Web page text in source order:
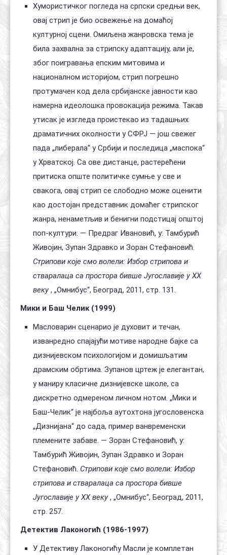
Хумористичког погледа на српски средњи век,
овај стрип је био освежење на домаћој
културној сцени. Омиљена жанровска тема је
била захвална за стрипску адаптацију, али је,
због поигравања епским митовима и
националном историјом, стрип погрешно
протумачен код дела србијанске јавности као
намерна идеолошка провокација режима. Такав
утисак је изгледа проистекао из тадашњих
драматичних околности у СФРЈ — још свежег
пада „либерала“ у Србији и последица „маспока“
у Хрватској. Са ове дистанце, растерећени
притиска опште политичке сумње у све и
свакога, овај стрип се слободно може оценити
као достојан представник домаћег стрипског
жанра, ненаметљив и бенигни подстицај општој
поп-култури. — Предраг Ивановић, у: Тамбурић
Живојин, Зупан Здравко и Зоран Стефановић.
Стрипови које смо волели: Избор стрипова и
стваралаца са простора бивше Југославије у XX
веку, „Омнибус“, Београд, 2011, стр. 131.
Мики и Баш Челик (1999)
Масловарин сценарио је духовит и течан,
изванредно спајајући мотиве народне бајке са
дизнијевском психологијом и домишљатим
драмским обртима. Зупанов цртеж је елегантан,
у маниру класичне дизнијевске школе, са
дискретно одмереном личном нотом. „Мики и
Баш-Челик“ је најбоља аутохтона југословенска
„Дизнијана“ до сада, пример ванвременски
племените забаве. — Зоран Стефановић, у:
Тамбурић Живојин, Зупан Здравко и Зоран
Стефановић. Стрипови које смо волели: Избор
стрипова и стваралаца са простора бивше
Југославије у XX веку, „Омнибус“, Београд, 2011,
стр. 257.
Детектив Лаконогић (1986-1997)
У Детективу Лаконогићу Масли је комплетан